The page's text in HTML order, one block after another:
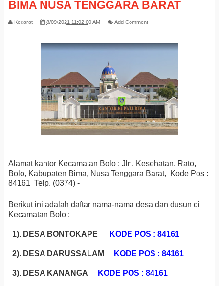
BIMA NUSA TENGGARA BARAT
Kecarat 8/09/2021 11:02:00 AM Add Comment
Alamat kantor Kecamatan Bolo : Jln. Kesehatan, Rato,
Bolo, Kabupaten Bima, Nusa Tenggara Barat, Kode Pos :
84161 Telp. (0374) -
Berikut ini adalah daftar nama-nama desa dan dusun di
Kecamatan Bolo :
1). DESA BONTOKAPE KODE POS : 84161
2). DESA DARUSSALAM KODE POS : 84161
3). DESA KANANGA KODE POS : 84161